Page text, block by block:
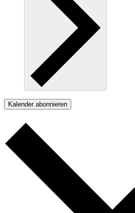
Kalender abonnieren